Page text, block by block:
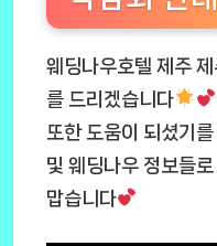
웨딩나우호텔 제주
를 드리겠습니다
또한 도움이 되셨기
및 웨딩나우 정보들
맙습니다